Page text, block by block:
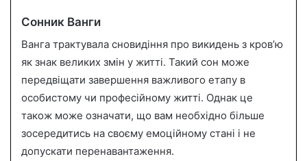
Сонник Ванги
Ванга трактувала сновидіння про викидень з кров’ю
як знак великих змін у житті. Такий сон може
передвіщати завершення важливого етапу в
особистому чи професійному житті. Однак це
також може означати, що вам необхідно більше
зосередитись на своєму емоційному стані і не
допускати перенавантаження.